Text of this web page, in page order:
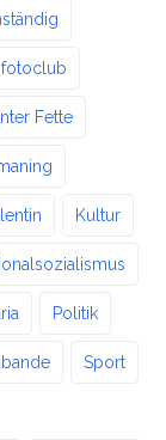
fotoclub
Fette
Kultur
Politik
Sport